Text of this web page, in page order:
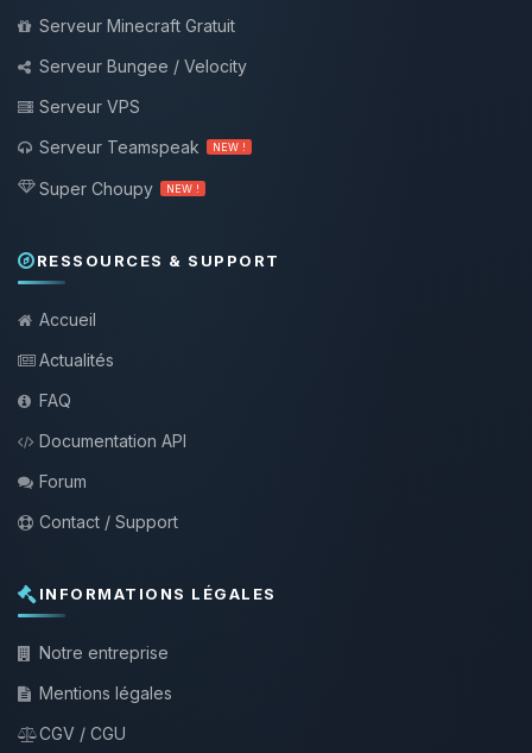
Serveur Minecraft Gratuit
Serveur Bungee / Velocity
Serveur VPS
Serveur Teamspeak
NEW !
Super Choupy NEW !
RESSOURCES & SUPPORT
Accueil
Actualités
FAQ
Documentation API
Forum
Contact / Support
INFORMATIONS LÉGALES
Notre entreprise
Mentions légales
CGV / CGU